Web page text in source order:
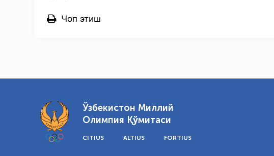
Чоп этиш
Ўзбекистон Миллий
Олимпия Қўмитаси
CITIUS ALTIUS FORTIUS